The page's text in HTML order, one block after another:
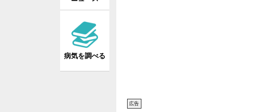
病気を調べる
広告